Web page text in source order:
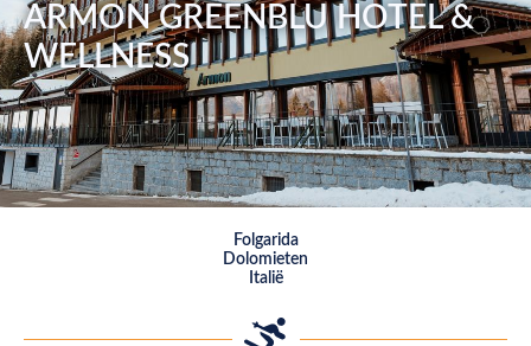
ARMON GREENBLU HOTEL &
WELLNESS
Folgarida
Dolomieten
Italië